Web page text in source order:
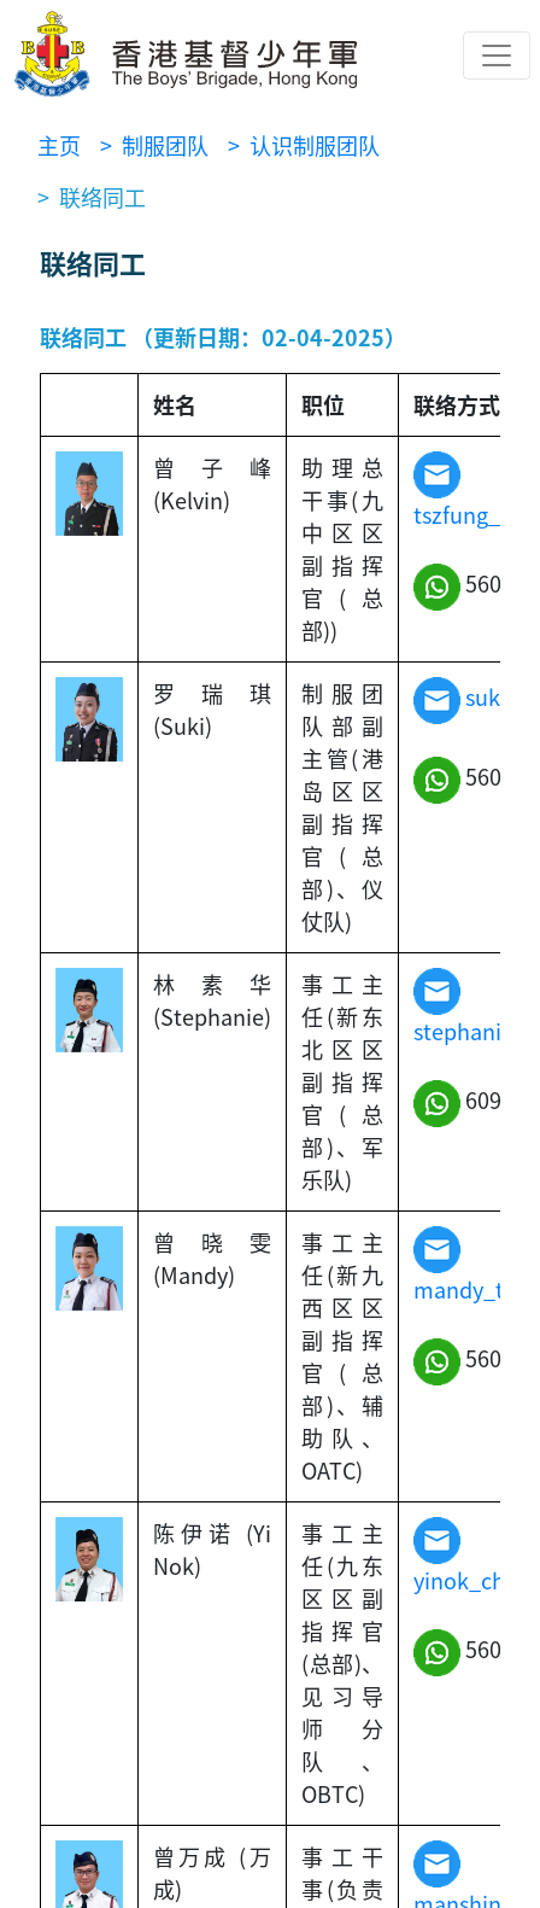
主页 > 制服团队
> 认识制服团队
> 联络同工
联络同工
联络同工 （更新日期：02-04-2025）
姓名 职位
联络方
曾子峰
(Kelvin)
助理总
干事(九
中区区
副指挥
官(总
部))
5603-
罗瑞琪
(Suki)
制服团
队部副
主管(港
岛区区
副指挥
官(总
部)、仪
仗队)
5603-
林素华
(Stephanie)
事工主
任(新东
北区区
副指挥
官(总
部)、军
乐队)
6094-
曾晓雯
(Mandy)
事工主
任(新九
西区区
副指挥
官(总
部)、辅
助队、
OATC)
5603-
陈伊诺 (Yi
Nok)
事工主
任(九东
区区副
指挥官
(总部)、
见习导
师分
队、
OBTC)
5601-
曾万成 (万
成)
事工干
事(负责